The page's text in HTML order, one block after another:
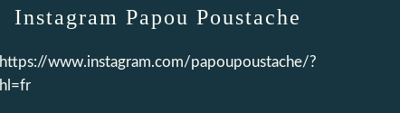
Instagram Papou Poustache
https://www.instagram.com/papoupoustache/?
hl=fr